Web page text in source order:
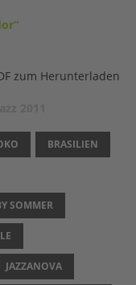
zum Herunterladen
BRASILIEN
SOMMER
JAZZANOVA